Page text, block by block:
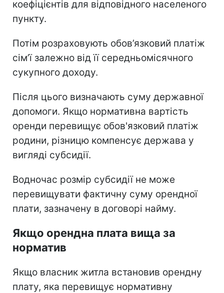
коефіцієнтів для відповідного населеного
пункту.
Потім розраховують обов’язковий платіж
сім’ї залежно від її середньомісячного
сукупного доходу.
Після цього визначають суму державної
допомоги. Якщо нормативна вартість
оренди перевищує обов'язковий платіж
родини, різницю компенсує держава у
вигляді субсидії.
Водночас розмір субсидії не може
перевищувати фактичну суму орендної
плати, зазначену в договорі найму.
Якщо орендна плата вища за
норматив
Якщо власник житла встановив орендну
плату, яка перевищує нормативну